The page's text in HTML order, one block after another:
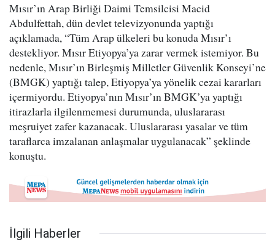
Mısır’ın Arap Birliği Daimi Temsilcisi Macid
Abdulfettah, dün devlet televizyonunda yaptığı
açıklamada, “Tüm Arap ülkeleri bu konuda Mısır’ı
destekliyor. Mısır Etiyopya’ya zarar vermek istemiyor. Bu
nedenle, Mısır’ın Birleşmiş Milletler Güvenlik Konseyi’ne
(BMGK) yaptığı talep, Etiyopya’ya yönelik cezai kararları
içermiyordu. Etiyopya’nın Mısır’ın BMGK’ya yaptığı
itirazlarla ilgilenmemesi durumunda, uluslararası
meşruiyet zafer kazanacak. Uluslararası yasalar ve tüm
taraflarca imzalanan anlaşmalar uygulanacak” şeklinde
konuştu.
İlgili Haberler